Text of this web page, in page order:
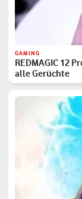
GAMING
REDMAGIC 12
alle Gerüchte